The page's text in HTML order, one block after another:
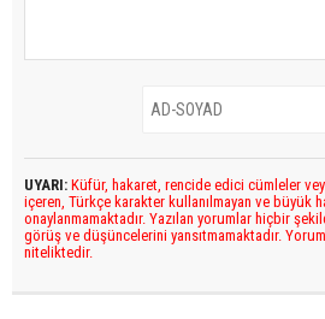
UYARI: Küfür, hakaret, rencide edici cümleler
içeren, Türkçe karakter kullanılmayan ve büyük
onaylanmamaktadır. Yazılan yorumlar hiçbir
görüş ve düşüncelerini yansıtmamaktadır.
niteliktedir.